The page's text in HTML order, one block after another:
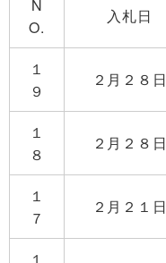
N
O.
入札日
１
９
２月２８日
１
８
２月２８日
１
７
２月２１日
１